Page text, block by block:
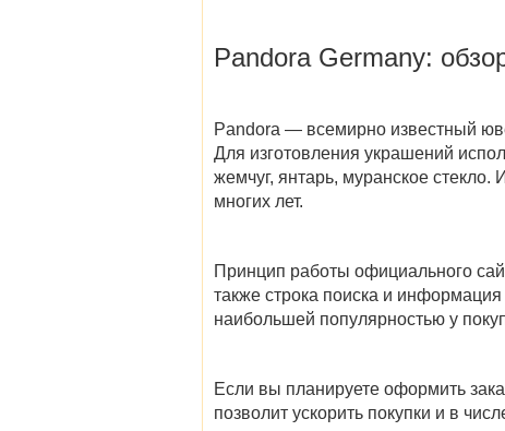
Pandora Germany:
Pandora — всемирно известный
Для изготовления украшений
жемчуг, янтарь, муранское
многих лет.
Принцип работы официального
также строка поиска и
наибольшей популярностью у
Если вы планируете оформить
позволит ускорить покупки и в